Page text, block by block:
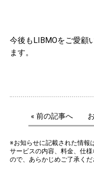
今後もLIBMOをご愛顧
ます。
« 前の記事へ
※お知らせに記載された情報
サービスの内容、料金、仕
ので、あらかじめご了承くだ